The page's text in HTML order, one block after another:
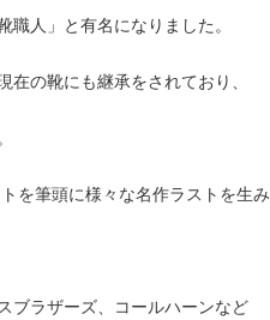
人」と有名になりました。
在の靴にも継承をされており、
を筆頭に様々な名作ラストを生み
ブラザーズ、コールハーンなど